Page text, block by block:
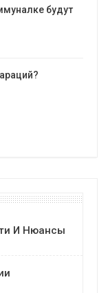
будут
И Нюансы